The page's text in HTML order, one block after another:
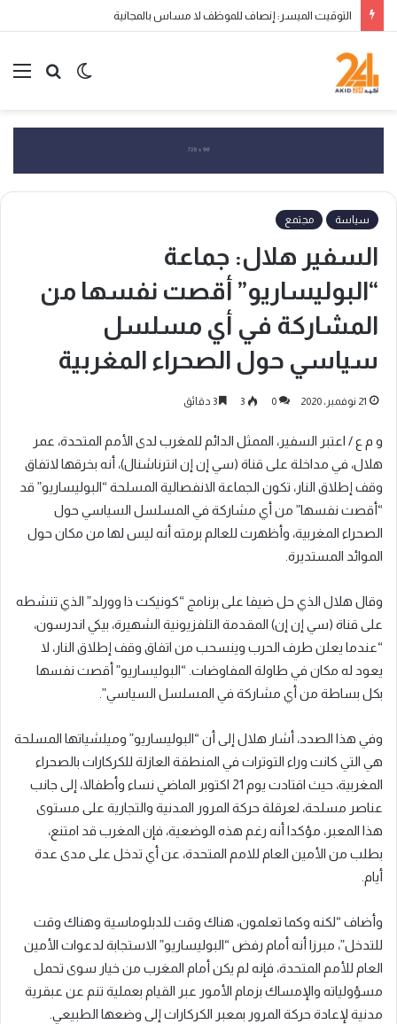
التوقيت الميسر: إنصاف للموظف لا مساس بالمجانية
بحث
الوضع
سياسة مجتمع
السفير هلال: جماعة
“البوليساريو” أقصت نفسها من
المشاركة في أي مسلسل
سياسي حول الصحراء المغربية
21 نوفمبر، 2020 0
3
و م ع / اعتبر السفير، الممثل الدائم للمغرب لدى الأمم المتحدة، عمر
هلال، في مداخلة على قناة (سي إن إن انترناشنال)، أنه بخرقها لاتفاق
وقف إطلاق النار، تكون الجماعة الانفصالية المسلحة “البوليساريو” قد
“أقصت نفسها” من أي مشاركة في المسلسل السياسي حول
الصحراء المغربية، وأظهرت للعالم برمته أنه ليس لها من مكان حول
الموائد المستديرة.
وقال هلال الذي حل ضيفا على برنامج “كونيكت ذا وورلد” الذي تنشطه
على قناة (سي إن إن) المقدمة التلفزيونية الشهيرة، بيكي اندرسون،
“عندما يعلن طرف الحرب وينسحب من اتفاق وقف إطلاق النار، لا
يعود له مكان في طاولة المفاوضات. “البوليساريو” أقصت نفسها
بكل بساطة من أي مشاركة في المسلسل السياسي”.
وفي هذا الصدد، أشار هلال إلى أن “البوليساريو” وميلشياتها المسلحة
هي التي كانت وراء التوترات في المنطقة العازلة للكركارات بالصحراء
المغربية، حيث اقتادت يوم 21 اكتوبر الماضي نساء وأطفالا، إلى جانب
عناصر مسلحة، لعرقلة حركة المرور المدنية والتجارية على مستوى
هذا المعبر، مؤكدا أنه رغم هذه الوضعية، فإن المغرب قد امتنع،
بطلب من الأمين العام للامم المتحدة، عن أي تدخل على مدى عدة
أيام.
وأضاف “لكنه وكما تعلمون، هناك وقت للدبلوماسية وهناك وقت
للتدخل”، مبرزا أنه أمام رفض “البوليساريو” الاستجابة لدعوات الأمين
العام للأمم المتحدة، فإنه لم يكن أمام المغرب من خيار سوى تحمل
مسؤولياته والإمساك بزمام الأمور عبر القيام بعملية تنم عن عبقرية
مدنية لإعادة حركة المرور بمعبر الكركارات إلى وضعها الطبيعي.